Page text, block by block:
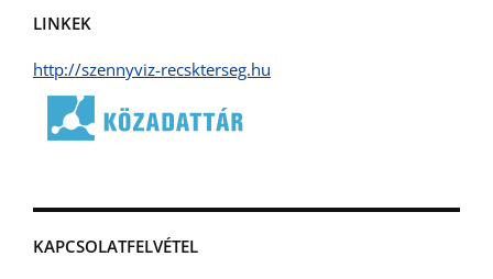
LINKEK
http://szennyviz-recskterseg.hu
KAPCSOLATFELVÉTEL